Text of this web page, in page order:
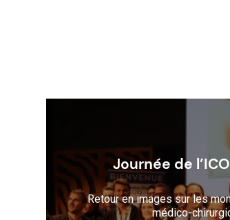
Journée de
Retour en images sur les
médico-